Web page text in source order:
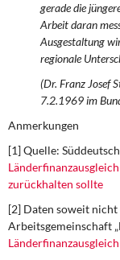
gerade die
Arbeit daran
Ausgestaltung
regionale
(Dr. Franz Josef
7.2.1969 im
Anmerkungen
[1] Quelle:
zurückhalten sollte
[2] Daten soweit nicht
Arbeitsgemeinschaft